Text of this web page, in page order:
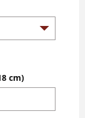
cm)